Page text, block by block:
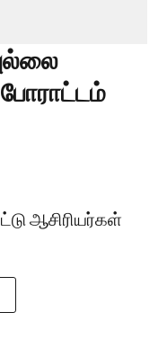
போராட்டம்
ஆசிரியர்கள்